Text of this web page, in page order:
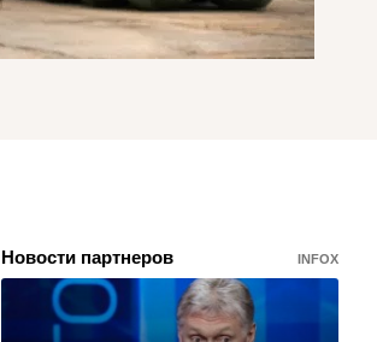
Новости партнеров INFOX